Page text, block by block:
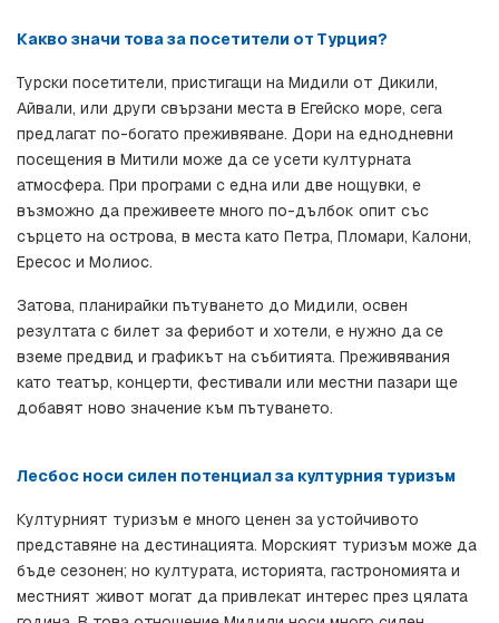
Какво значи това за посетители от Турция?
Турски посетители, пристигащи на Мидили от Дикили,
Айвали, или други свързани места в Егейско море, сега
предлагат по-богато преживяване. Дори на еднодневни
посещения в Митили може да се усети културната
атмосфера. При програми с една или две нощувки, е
възможно да преживеете много по-дълбок опит със
сърцето на острова, в места като Петра, Пломари, Калони,
Ересос и Молиос.
Затова, планирайки пътуването до Мидили, освен
резултата с билет за ферибот и хотели, е нужно да се
вземе предвид и графикът на събитията. Преживявания
като театър, концерти, фестивали или местни пазари ще
добавят ново значение към пътуването.
Лесбос носи силен потенциал за културния туризъм
Културният туризъм е много ценен за устойчивото
представяне на дестинацията. Морският туризъм може да
бъде сезонен; но културата, историята, гастрономията и
местният живот могат да привлекат интерес през цялата